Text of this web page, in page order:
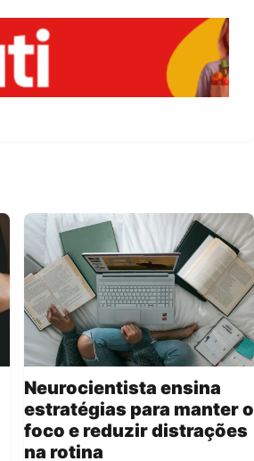
Neurocientista ensina
estratégias para manter o
foco e reduzir distrações
na rotina